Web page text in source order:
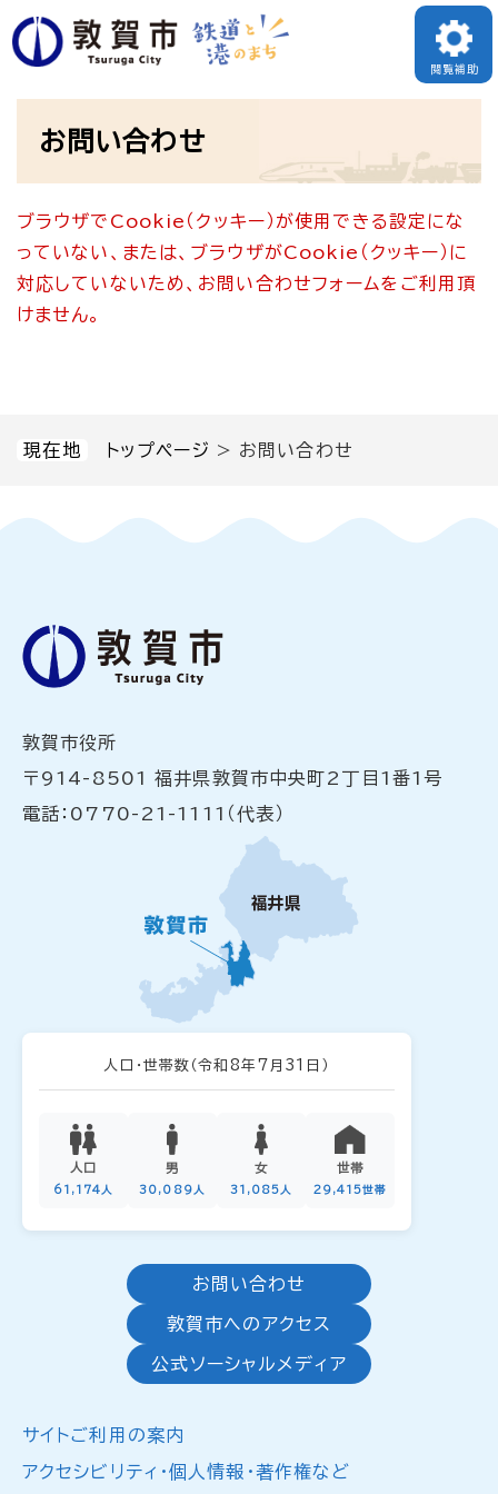
ペ
ー
す
メニューを飛ばして本文へ
閲覧補助
現在地 トップページ > お問い合わせ
お問い合わせ
ブラウザでCookie（クッキー）が使用できる設定にな
っていない、または、ブラウザがCookie（クッキー）に
対応していないため、お問い合わせフォームをご利用頂
けません。
敦賀市役所
〒914-8501 福井県敦賀市中央町2丁目1番1号
電話：0770-21-1111（代表）
人口・世帯数 （令和8年7月31日）
人口
61,174人
男
30,089人
女
31,085人
世帯
29,415世帯
お問い合わせ
敦賀市へのアクセス
公式ソーシャルメディア
サイトご利用の案内
アクセシビリティ・個人情報・著作権など